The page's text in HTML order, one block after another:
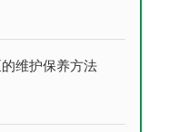
维护保养方法